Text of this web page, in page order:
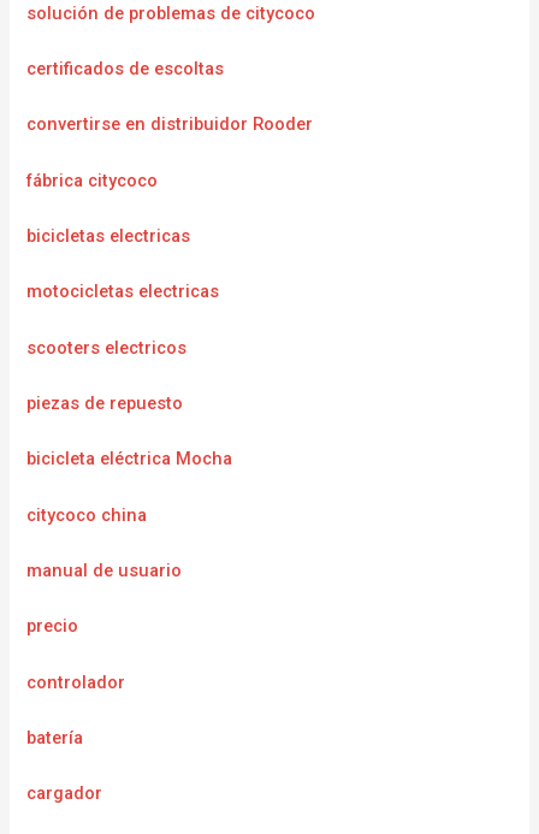
solución de problemas de citycoco
certificados de escoltas
convertirse en distribuidor Rooder
fábrica citycoco
bicicletas electricas
motocicletas electricas
scooters electricos
piezas de repuesto
bicicleta eléctrica Mocha
citycoco china
manual de usuario
precio
controlador
batería
cargador